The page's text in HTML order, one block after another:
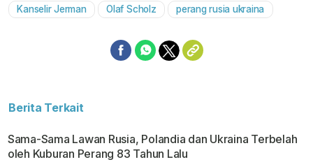
Kanselir Jerman Olaf Scholz perang rusia ukraina
Berita Terkait
Sama-Sama Lawan Rusia, Polandia dan Ukraina Terbelah
oleh Kuburan Perang 83 Tahun Lalu